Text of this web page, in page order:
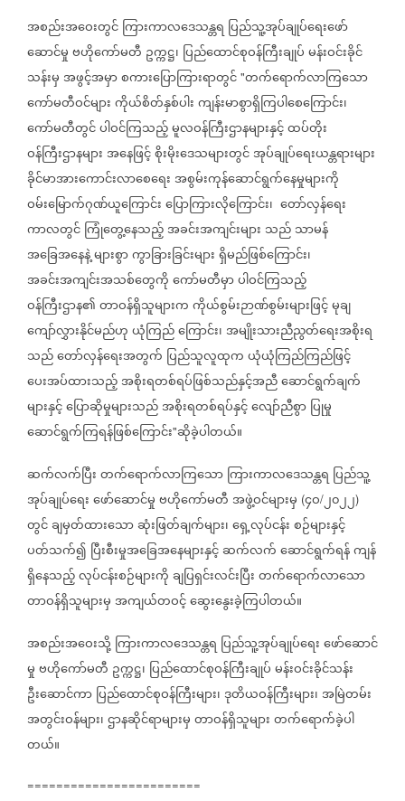
အစည်းအဝေးတွင်ကြားကာလဒေသန္တရ ပြည်သူ့အုပ်ချုပ်ရေးဖော်
ဆောင်မှုဗဟိုကော်မတီ ဥက္ကဋ္ဌ၊ ပြည်ထောင်စုဝန်ကြီးချုပ်မန်းဝင်းခိုင်
သန်းမှအဖွင့်အမှာစကားပြောကြားရာတွင် "တက်ရောက်လာကြသော
ကော်မတီဝင်များကိုယ်စိတ်နှစ်ပါးကျန်းမာစွာရှိကြပါစေကြောင်း၊
ကော်မတီတွင်ပါဝင်ကြသည့်မူလဝန်ကြီးဌာနများနှင့်ထပ်တိုး
ဝန်ကြီးဌာနများအနေဖြင့်စိုးမိုးဒေသများတွင်အုပ်ချုပ်ရေးယန္တရားများ
ခိုင်မာအားကောင်းလာစေရေးအစွမ်းကုန်ဆောင်ရွက်နေမှုများကို
ဝမ်းမြောက်ဂုဏ်ယူကြောင်းပြောကြားလိုကြောင်း၊ တော်လှန်ရေး
ကာလတွင်ကြုံတွေ့နေသည့်အခင်းအကျင်းများ သည်သာမန်
အခြေအနေနဲ့များစွာကွာခြားခြင်းများရှိမည်ဖြစ်ကြောင်း၊
အခင်းအကျင်းအသစ်တွေကိုကော်မတီမှာပါဝင်ကြသည့်
ဝန်ကြီးဌာန၏တာဝန်ရှိသူများကကိုယ်စွမ်းဉာဏ်စွမ်းများဖြင့်မုချ
ကျော်လွှားနိုင်မည်ဟုယုံကြည်ကြောင်း၊အမျိုးသားညီညွတ်ရေးအစိုးရ
သည်တော်လှန်ရေးအတွက် ပြည်သူလူထုကယုံယုံကြည်ကြည်ဖြင့်
ပေးအပ်ထားသည့်အစိုးရတစ်ရပ်ဖြစ်သည်နှင့်အညီဆောင်ရွက်ချက်
များနှင့်ပြောဆိုမှုများသည်အစိုးရတစ်ရပ်နှင့်လျော်ညီစွာပြုမှု
ဆောင်ရွက်ကြရန်ဖြစ်ကြောင်း"ဆိုခဲ့ပါတယ်။
ဆက်လက်ပြီးတက်ရောက်လာကြသောကြားကာလဒေသန္တရ ပြည်သူ့
အုပ်ချုပ်ရေးဖော်ဆောင်မှုဗဟိုကော်မတီအဖွဲ့ဝင်များမှ (၄ဝ/၂၀၂၂)
တွင်ချမှတ်ထားသောဆုံးဖြတ်ချက်များ၊ရှေ့လုပ်ငန်းစဉ်များနှင့်
ပတ်သက်၍ ပြီးစီးမှုအခြေအနေများနှင့်ဆက်လက်ဆောင်ရွက်ရန်ကျန်
ရှိနေသည့်လုပ်ငန်းစဉ်များကိုချပြရှင်းလင်းပြီးတက်ရောက်လာသော
တာဝန်ရှိသူများမှအကျယ်တဝင့်ဆွေးနွေးခဲ့ကြပါတယ်။
အစည်းအဝေးသို့ကြားကာလဒေသန္တရ ပြည်သူ့အုပ်ချုပ်ရေးဖော်ဆောင်
မှုဗဟိုကော်မတီ ဥက္ကဋ္ဌ၊ ပြည်ထောင်စုဝန်ကြီးချုပ်မန်းဝင်းခိုင်သန်း
ဦးဆောင်ကာပြည်ထောင်စုဝန်ကြီးများ၊ဒုတိယဝန်ကြီးများ၊အမြဲတမ်း
အတွင်းဝန်များ၊ဌာနဆိုင်ရာများမှတာဝန်ရှိသူများတက်ရောက်ခဲ့ပါ
တယ်။
========================